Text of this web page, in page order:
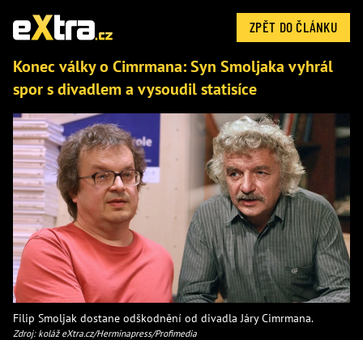
ZPĚT DO ČLÁNKU
Konec války o Cimrmana: Syn Smoljaka vyhrál
spor s divadlem a vysoudil statisíce
Filip Smoljak dostane odškodnění od divadla Járy Cimrmana.
Zdroj: koláž eXtra.cz/Herminapress/Profimedia